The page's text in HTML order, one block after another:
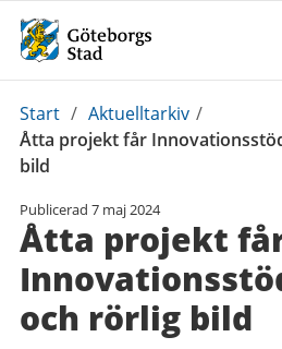
Du
är
här:
Start / Aktuelltarkiv /
Åtta projekt får
bild
Publicerad 7 maj 2024
Åtta projekt
och rörlig bild